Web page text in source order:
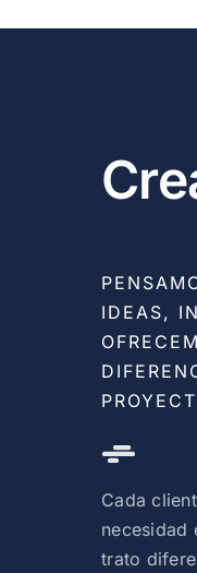
IDEAS,
Cada
necesidad
trato